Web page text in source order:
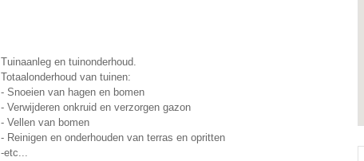
Tuinaanleg en tuinonderhoud.
Totaalonderhoud van tuinen:
- Snoeien van hagen en bomen
- Verwijderen onkruid en verzorgen gazon
- Vellen van bomen
- Reinigen en onderhouden van terras en opritten
-etc...